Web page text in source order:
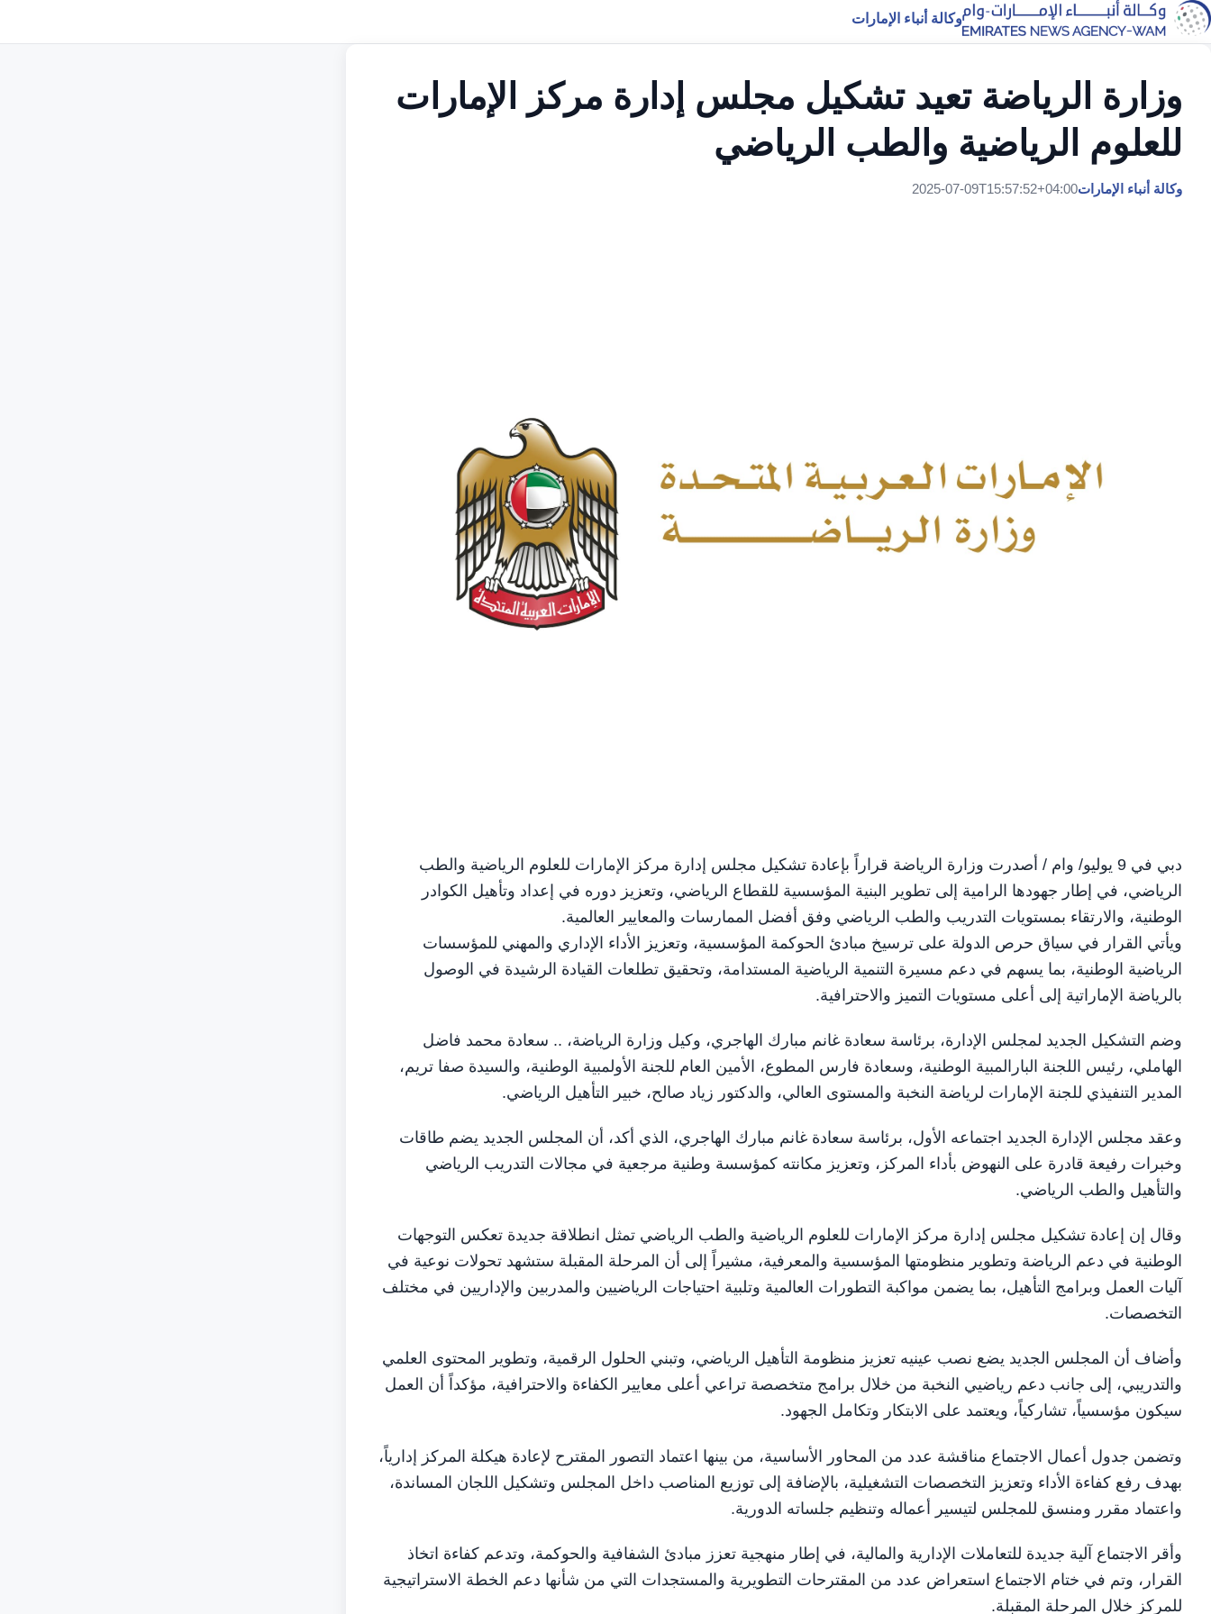
وكالة أنباء الإمارات
وزارة الرياضة تعيد تشكيل مجلس إدارة مركز الإمارات
للعلوم الرياضية والطب الرياضي
وكالة أنباء الإمارات2025-07-09T15:57:52+04:00
دبي في 9 يوليو/ وام / أصدرت وزارة الرياضة قراراً بإعادة تشكيل مجلس إدارة مركز الإمارات للعلوم الرياضية والطب
الرياضي، في إطار جهودها الرامية إلى تطوير البنية المؤسسية للقطاع الرياضي، وتعزيز دوره في إعداد وتأهيل الكوادر
الوطنية، والارتقاء بمستويات التدريب والطب الرياضي وفق أفضل الممارسات والمعايير العالمية.
ويأتي القرار في سياق حرص الدولة على ترسيخ مبادئ الحوكمة المؤسسية، وتعزيز الأداء الإداري والمهني للمؤسسات
الرياضية الوطنية، بما يسهم في دعم مسيرة التنمية الرياضية المستدامة، وتحقيق تطلعات القيادة الرشيدة في الوصول
بالرياضة الإماراتية إلى أعلى مستويات التميز والاحترافية.
وضم التشكيل الجديد لمجلس الإدارة، برئاسة سعادة غانم مبارك الهاجري، وكيل وزارة الرياضة، .. سعادة محمد فاضل
الهاملي، رئيس اللجنة البارالمبية الوطنية، وسعادة فارس المطوع، الأمين العام للجنة الأولمبية الوطنية، والسيدة صفا تريم،
المدير التنفيذي للجنة الإمارات لرياضة النخبة والمستوى العالي، والدكتور زياد صالح، خبير التأهيل الرياضي.
وعقد مجلس الإدارة الجديد اجتماعه الأول، برئاسة سعادة غانم مبارك الهاجري، الذي أكد، أن المجلس الجديد يضم طاقات
وخبرات رفيعة قادرة على النهوض بأداء المركز، وتعزيز مكانته كمؤسسة وطنية مرجعية في مجالات التدريب الرياضي
والتأهيل والطب الرياضي.
وقال إن إعادة تشكيل مجلس إدارة مركز الإمارات للعلوم الرياضية والطب الرياضي تمثل انطلاقة جديدة تعكس التوجهات
الوطنية في دعم الرياضة وتطوير منظومتها المؤسسية والمعرفية، مشيراً إلى أن المرحلة المقبلة ستشهد تحولات نوعية في
آليات العمل وبرامج التأهيل، بما يضمن مواكبة التطورات العالمية وتلبية احتياجات الرياضيين والمدربين والإداريين في مختلف
التخصصات.
وأضاف أن المجلس الجديد يضع نصب عينيه تعزيز منظومة التأهيل الرياضي، وتبني الحلول الرقمية، وتطوير المحتوى العلمي
والتدريبي، إلى جانب دعم رياضيي النخبة من خلال برامج متخصصة تراعي أعلى معايير الكفاءة والاحترافية، مؤكداً أن العمل
سيكون مؤسسياً، تشاركياً، ويعتمد على الابتكار وتكامل الجهود.
وتضمن جدول أعمال الاجتماع مناقشة عدد من المحاور الأساسية، من بينها اعتماد التصور المقترح لإعادة هيكلة المركز إدارياً،
بهدف رفع كفاءة الأداء وتعزيز التخصصات التشغيلية، بالإضافة إلى توزيع المناصب داخل المجلس وتشكيل اللجان المساندة،
واعتماد مقرر ومنسق للمجلس لتيسير أعماله وتنظيم جلساته الدورية.
وأقر الاجتماع آلية جديدة للتعاملات الإدارية والمالية، في إطار منهجية تعزز مبادئ الشفافية والحوكمة، وتدعم كفاءة اتخاذ
القرار، وتم في ختام الاجتماع استعراض عدد من المقترحات التطويرية والمستجدات التي من شأنها دعم الخطة الاستراتيجية
للمركز خلال المرحلة المقبلة.